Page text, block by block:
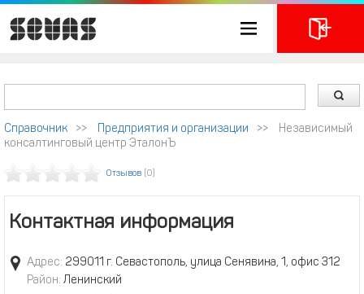
Справочник >> Предприятия и организации >>
Независимый
консалтинговый центр ЭталонЪ
Отзывов (0)
Контактная информация
Адрес: 299011 г. Севастополь, улица Сенявина, 1, офис 312
Район: Ленинский